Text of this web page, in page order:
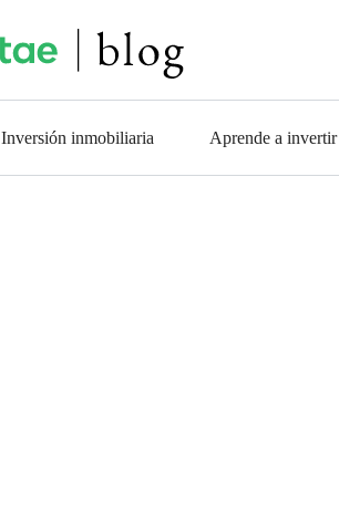
Inversión inmobiliaria Aprende a invertir